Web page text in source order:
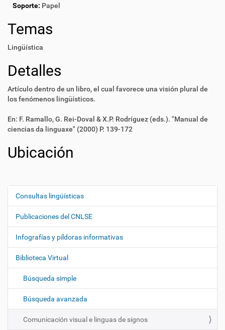
Soporte: Papel
Temas
Lingüística
Detalles
Artículo dentro de un libro, el cual favorece una visión plural de
los fenómenos lingüísticos.
En: F. Ramallo, G. Rei-Doval & X.P. Rodríguez (eds.). "Manual de
ciencias da linguaxe" (2000) P. 139-172
Ubicación
N
e
g
a
i
n
Consultas lingüísticas
Publicaciones del CNLSE
Infografías y píldoras informativas
Biblioteca Virtual
Búsqueda simple
Búsqueda avanzada
Comunicación visual e linguas de signos